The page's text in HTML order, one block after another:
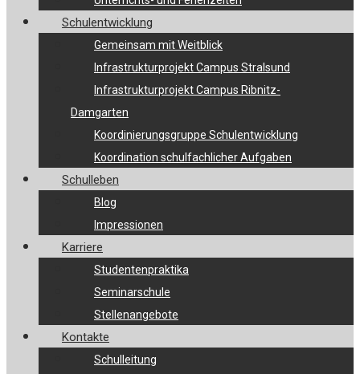
Schulentwicklung
Gemeinsam mit Weitblick
Infrastrukturprojekt Campus Stralsund
Infrastrukturprojekt Campus Ribnitz-
Damgarten
Koordinierungsgruppe Schulentwicklung
Koordination schulfachlicher Aufgaben
Schulleben
Blog
Impressionen
Karriere
Studentenpraktika
Seminarschule
Stellenangebote
Kontakte
Schulleitung